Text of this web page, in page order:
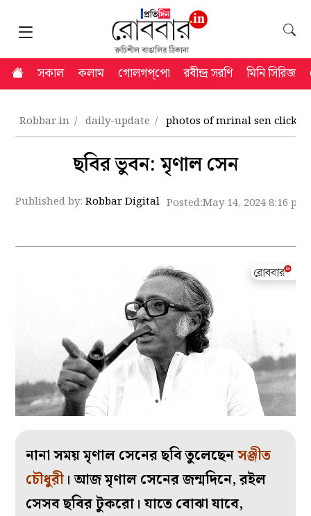
সকাল কলাম গোলগপ্‌পো রবীন্দ্র সরণি মিনি সিরিজ
Robbar.in daily-update photos of mrinal sen
ছবির ভুবন: মৃণাল সেন
Published by:Robbar Digital Posted:May 14, 2024 8:16 pm
নানা সময় মৃণাল সেনের ছবি তুলেছেনসঞ্জীত
চৌধুরী। আজ মৃণাল সেনের জন্মদিনে, রইল
সেসব ছবির টুকরো। যাতে বোঝা যাবে,